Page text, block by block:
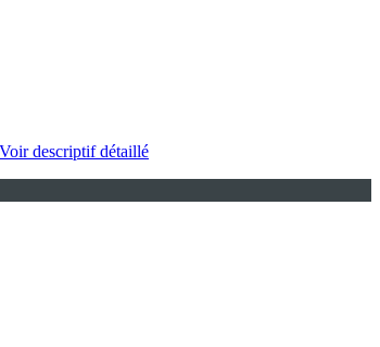
Voir descriptif détaillé